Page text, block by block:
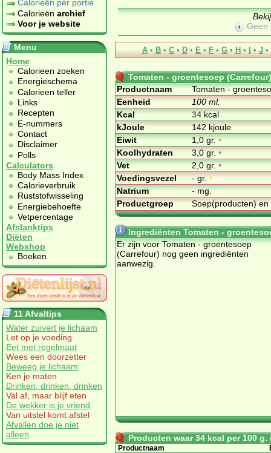
Calorieën per portie
Calorieën archief
Voor je website
Menu
Home
Calorieen zoeken
Energieschema
Calorieen teller
Links
Recepten
E-nummers
Contact
Disclaimer
Polls
Calculators
Body Mass Index
Calorieverbruik
Ruststofwisseling
Energiebehoefte
Vetpercentage
Afslanktips
Diëten
Webshop
Boeken
11 Afvaltips
Water zuivert je lichaam
Let op je voeding
Eet met regelmaat
Wees een doorzetter
Beweeg je lichaam
Ken je maten
Drinken, drinken, drinken
Val af, maar blijf eten
De wekker is je vriend
Van uitstel komt afstel
Afvallen doe je niet
alleen
Geen
A • B • C • D • E • F • G • H • I • J •
Tomaten - groentesoep (Carrefour)
Productnaam
Tomaten -
Eenheid
100 ml.
Kcal
34kcal
kJoule
142 kjoule
Eiwit
1,0 gr.•
Koolhydraten
3,0 gr.•
Vet
2,0 gr.•
Voedingsvezel
- gr.•
Natrium
- mg.
Productgroep
Soep(producten)
Ingrediënten Tomaten -
Er zijn voor Tomaten - groentesoep
(Carrefour) nog geen ingrediënten
aanwezig.
Producten waar 34 kcal per 100
Productnaam